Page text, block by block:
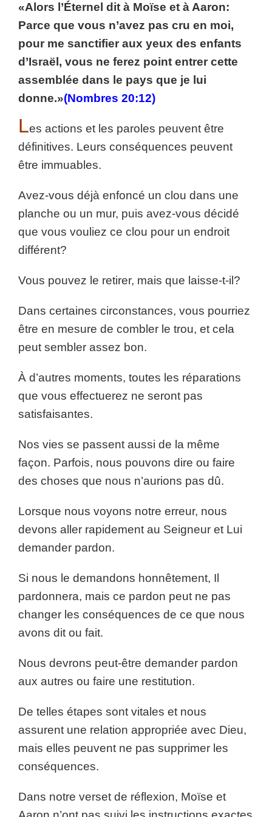
«Alors l’Éternel dit à Moïse et à Aaron:
Parce que vous n’avez pas cru en moi,
pour me sanctifier aux yeux des enfants
d’Israël, vous ne ferez point entrer cette
assemblée dans le pays que je lui
donne.»(Nombres 20:12)
Les actions et les paroles peuvent être
définitives. Leurs conséquences peuvent
être immuables.
Avez-vous déjà enfoncé un clou dans une
planche ou un mur, puis avez-vous décidé
que vous vouliez ce clou pour un endroit
différent?
Vous pouvez le retirer, mais que laisse-t-il?
Dans certaines circonstances, vous pourriez
être en mesure de combler le trou, et cela
peut sembler assez bon.
À d’autres moments, toutes les réparations
que vous effectuerez ne seront pas
satisfaisantes.
Nos vies se passent aussi de la même
façon. Parfois, nous pouvons dire ou faire
des choses que nous n’aurions pas dû.
Lorsque nous voyons notre erreur, nous
devons aller rapidement au Seigneur et Lui
demander pardon.
Si nous le demandons honnêtement, Il
pardonnera, mais ce pardon peut ne pas
changer les conséquences de ce que nous
avons dit ou fait.
Nous devrons peut-être demander pardon
aux autres ou faire une restitution.
De telles étapes sont vitales et nous
assurent une relation appropriée avec Dieu,
mais elles peuvent ne pas supprimer les
conséquences.
Dans notre verset de réflexion, Moïse et